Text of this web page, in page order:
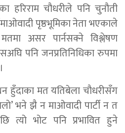
हरिराम चौधरीले पनि चुनौती
पृष्ठभूमिका नेता भएकाले
असर पार्नसक्ने विश्लेषण
पनि जनप्रतिनिधिका रुपमा
हुँदाका मत यतिबेला चाैधरीसँग
भने झै न माओवादी पार्टी न त
त्यो भोट पनि प्रभावित हुने